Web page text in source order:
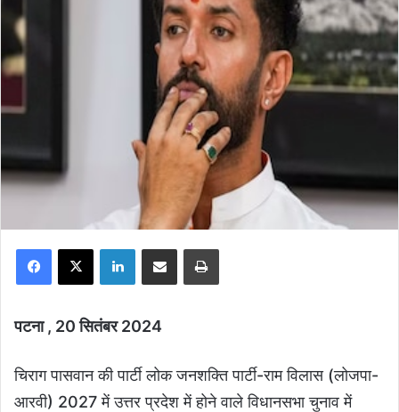
Facebook
X LinkedInShare via Email Print
पटना , 20 सितंबर 2024
चिराग पासवान की पार्टी लोक जनशक्ति पार्टी-राम विलास (लोजपा-
आरवी) 2027 में उत्तर प्रदेश में होने वाले विधानसभा चुनाव में